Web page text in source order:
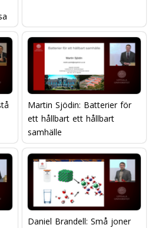
Martin Sjödin: Batterier för
ett hållbart ett hållbart
samhälle
Daniel Brandell: Små joner